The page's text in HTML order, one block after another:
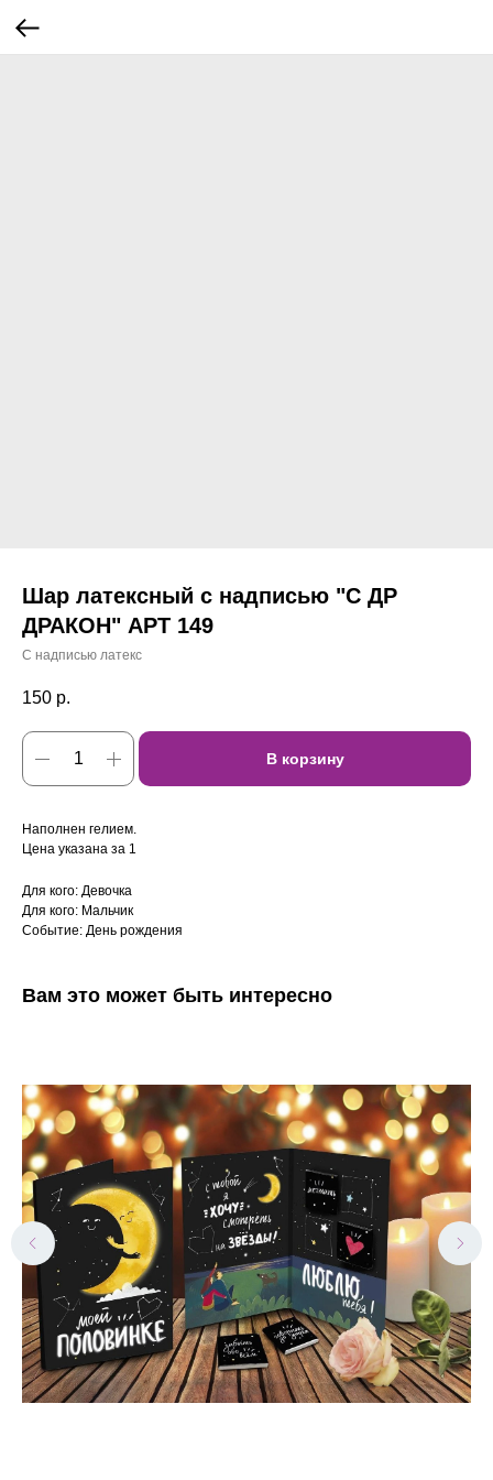
Шар латексный с надписью "С ДР
ДРАКОН" АРТ 149
С надписью латекс
150 р.
В корзину
Наполнен гелием.
Цена указана за 1
Для кого: Девочка
Для кого: Мальчик
Событие: День рождения
Вам это может быть интересно